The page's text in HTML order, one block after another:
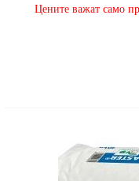
​Цените важат само